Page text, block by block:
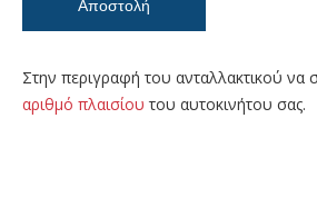
Στην περιγραφή του ανταλλακτικού να
αριθμό πλαισίου του αυτοκινήτου σας.